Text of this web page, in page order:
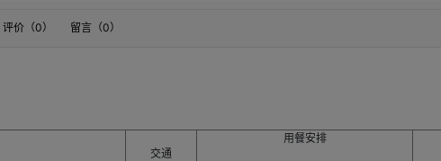
，需要按80.0%比例支付违约金。如果是销售方申请退订，需要按20.0%比例支付违约金。
评价（0） 留言（0）
交通
用餐安排